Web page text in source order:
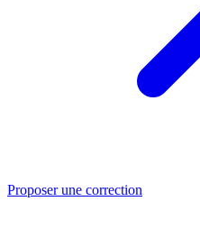
Proposer une correction